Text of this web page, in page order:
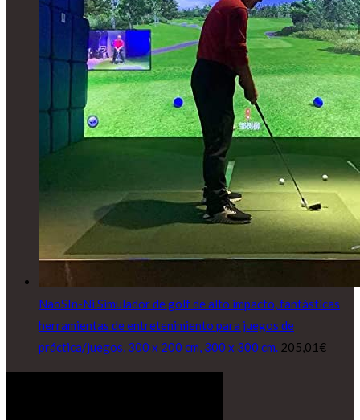
NaoSIn-Ni Simulador de golf de alto impacto, fantásticas
herramientas de entretenimiento para juegos de
práctica/juegos, 300 x 200 cm, 300 x 300 cm. 205,01 €